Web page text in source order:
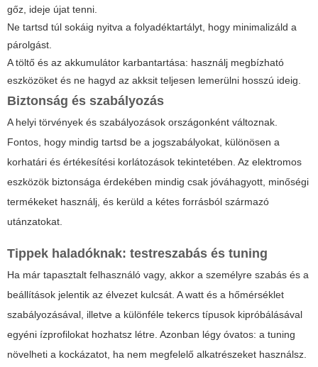
gőz, ideje újat tenni.
Ne tartsd túl sokáig nyitva a folyadéktartályt, hogy minimalizáld a
párolgást.
A töltő és az akkumulátor karbantartása: használj megbízható
eszközöket és ne hagyd az akksit teljesen lemerülni hosszú ideig.
Biztonság és szabályozás
A helyi törvények és szabályozások országonként változnak.
Fontos, hogy mindig tartsd be a jogszabályokat, különösen a
korhatári és értékesítési korlátozások tekintetében. Az elektromos
eszközök biztonsága érdekében mindig csak jóváhagyott, minőségi
termékeket használj, és kerüld a kétes forrásból származó
utánzatokat.
Tippek haladóknak: testreszabás és tuning
Ha már tapasztalt felhasználó vagy, akkor a személyre szabás és a
beállítások jelentik az élvezet kulcsát. A watt és a hőmérséklet
szabályozásával, illetve a különféle tekercs típusok kipróbálásával
egyéni ízprofilokat hozhatsz létre. Azonban légy óvatos: a tuning
növelheti a kockázatot, ha nem megfelelő alkatrészeket használsz.